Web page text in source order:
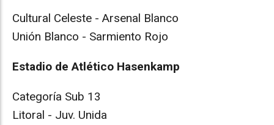
Cultural Celeste - Arsenal Blanco
Unión Blanco - Sarmiento Rojo
Estadio de Atlético Hasenkamp
Categoría Sub 13
Litoral - Juv. Unida